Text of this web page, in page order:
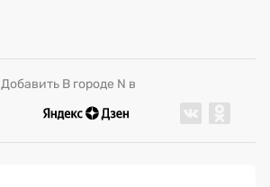
Добавить В городе N в